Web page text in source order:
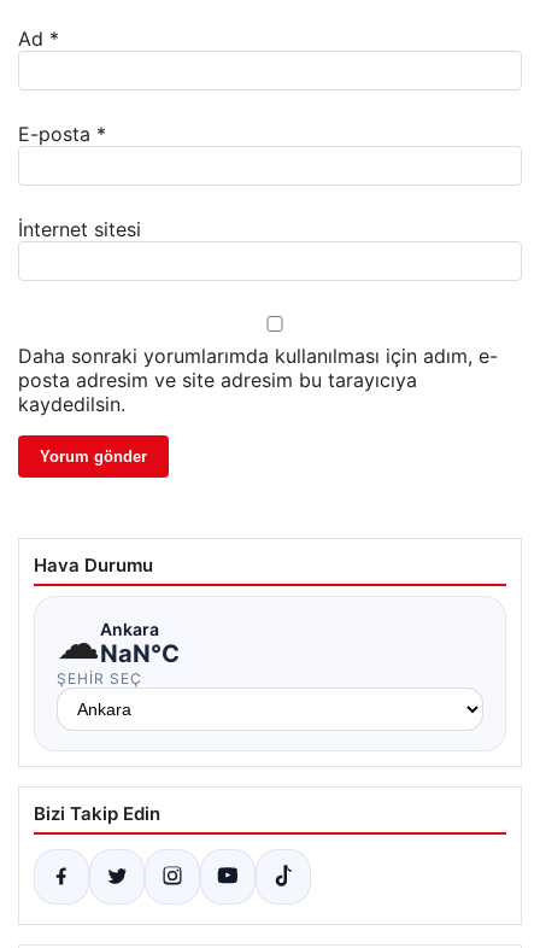
Ad *
E-posta *
İnternet sitesi
Daha sonraki yorumlarımda kullanılması için adım, e-
posta adresim ve site adresim bu tarayıcıya
kaydedilsin.
Hava Durumu
☁Ankara
NaN°C
ŞEHIR SEÇ
Bizi Takip Edin